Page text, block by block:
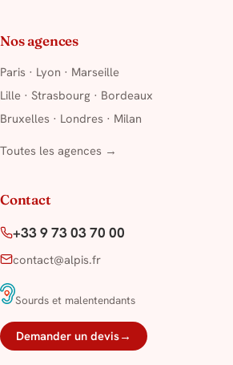
Nos agences
Paris · Lyon · Marseille
Lille · Strasbourg · Bordeaux
Bruxelles · Londres · Milan
Toutes les agences →
Contact
+33 9 73 03 70 00
contact@alpis.fr
Sourds et malentendants
Demander un devis→